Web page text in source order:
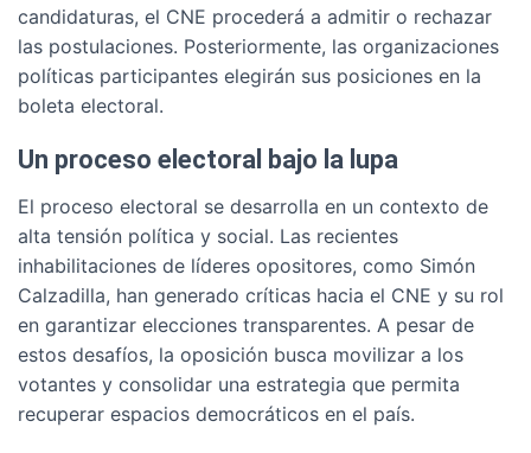
candidaturas, el CNE procederá a admitir o rechazar
las postulaciones. Posteriormente, las organizaciones
políticas participantes elegirán sus posiciones en la
boleta electoral.
Un proceso electoral bajo la lupa
El proceso electoral se desarrolla en un contexto de
alta tensión política y social. Las recientes
inhabilitaciones de líderes opositores, como Simón
Calzadilla, han generado críticas hacia el CNE y su rol
en garantizar elecciones transparentes. A pesar de
estos desafíos, la oposición busca movilizar a los
votantes y consolidar una estrategia que permita
recuperar espacios democráticos en el país.